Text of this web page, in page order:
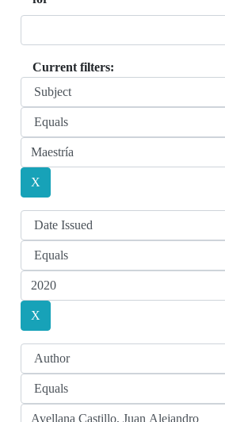
Current filters: